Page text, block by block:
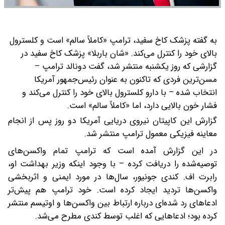
به گفته پزشک کاخ سفید، ترامپ «کاملاً سالم» است و کلسترول
بالای خود را کنترل می‌کند. «شان باربلا» پزشک کاخ سفید در
گزارشی که روز یکشنبه منتشر شد، گفت دونالد ترامپ –
مسن‌ترین فردی که تاکنون به عنوان رئیس‌جمهور آمریکا
انتخاب شده – با دارو کلسترول بالای خود را کنترل می‌کند و
فشار خون بالایی دارد، اما «کاملاً سالم» است.
گزارش این کاپیتان نیروی دریایی آمریکا دو روز پس از انجام
معاینه فیزیکی معمول ترامپ منتشر شد.
در این گزارش آمده است که ترامپ تمام واکسن‌های
توصیه‌شده را دریافت کرده – با وجود اینکه وزیر بهداشت او،
رابرت اف. کندی جونیور، سال‌ها در مورد ایمنی و اثربخشی
واکسن‌ها تردید ایجاد کرده است. خود ترامپ هم پیش‌تر
ادعاهای رد شده‌ای درباره ارتباط بین واکسن‌ها و اوتیسم منتشر
کرده بود؛ ادعاهایی که اغلب توسط کندی مطرح می‌شد.